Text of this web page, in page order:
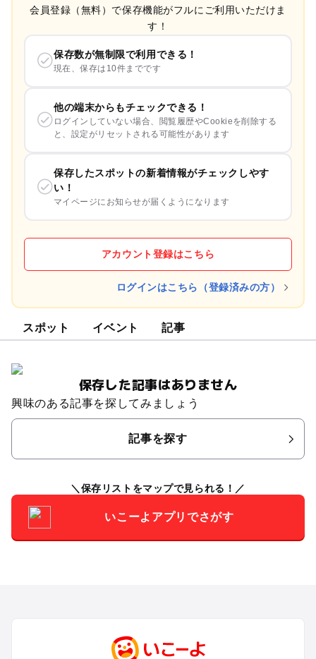
会員登録（無料）で保存機能がフルにご利用いただけま
す！
保存数が無制限で利用できる！
現在、保存は10件までです
他の端末からもチェックできる！
ログインしていない場合、閲覧履歴やCookieを削除する
と、設定がリセットされる可能性があります
保存したスポットの新着情報がチェックしやす
い！
マイページにお知らせが届くようになります
アカウント登録はこちら
ログインはこちら（登録済みの方）
スポット イベント 記事
保存した記事はありません
興味のある記事を探してみましょう
記事を探す
保存リストをマップで見られる！
いこーよアプリでさがす